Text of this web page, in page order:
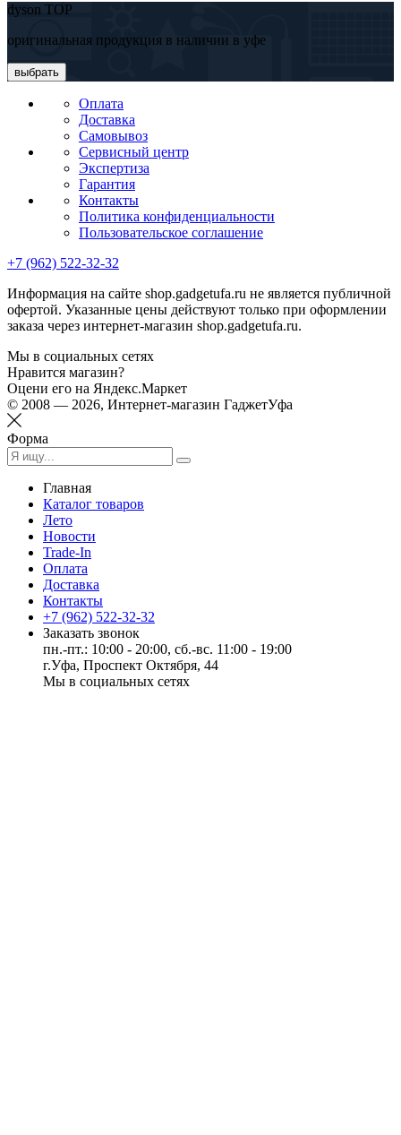
dyson TOP
оригинальная продукция в наличии в уфе
выбрать
Оплата
Доставка
Самовывоз
Сервисный центр
Экспертиза
Гарантия
Контакты
Политика конфиденциальности
Пользовательское соглашение
+7 (962) 522-32-32
Информация на сайте shop.gadgetufa.ru не является публичной
офертой. Указанные цены действуют только при оформлении
заказа через интернет-магазин shop.gadgetufa.ru.
Мы в социальных сетях
Нравится магазин?
Оцени его на Яндекс.Маркет
© 2008 — 2026, Интернет-магазин ГаджетУфа
Форма
Главная
Каталог товаров
Лето
Новости
Trade-In
Оплата
Доставка
Контакты
+7 (962) 522-32-32
Заказать звонок
пн.-пт.: 10:00 - 20:00, сб.-вс. 11:00 - 19:00
г.Уфа, Проспект Октября, 44
Мы в социальных сетях